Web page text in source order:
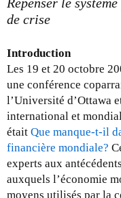
0
s
j
o
u
r
-
l
e
3
0
de crise
Introduction
Les 19 et 20 octobre
une conférence
l’Université d’Ottawa
international et
était Que manque-t-il
financière mondiale?
experts aux
auxquels l’économie
moyens utilisés par la